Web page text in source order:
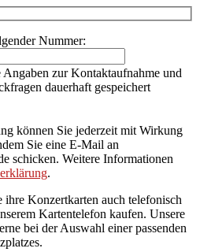
Nummer:
zur Kontaktaufnahme und
dauerhaft gespeichert
können Sie jederzeit mit Wirkung
Sie eine E-Mail an
schicken. Weitere Informationen
.
ihre Konzertkarten auch telefonisch
Kartentelefon kaufen. Unsere
bei der Auswahl einer passenden